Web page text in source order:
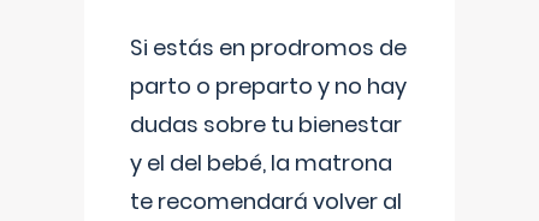
Si estás en prodromos de
parto o preparto y no hay
dudas sobre tu bienestar
y el del bebé, la matrona
te recomendará volver al